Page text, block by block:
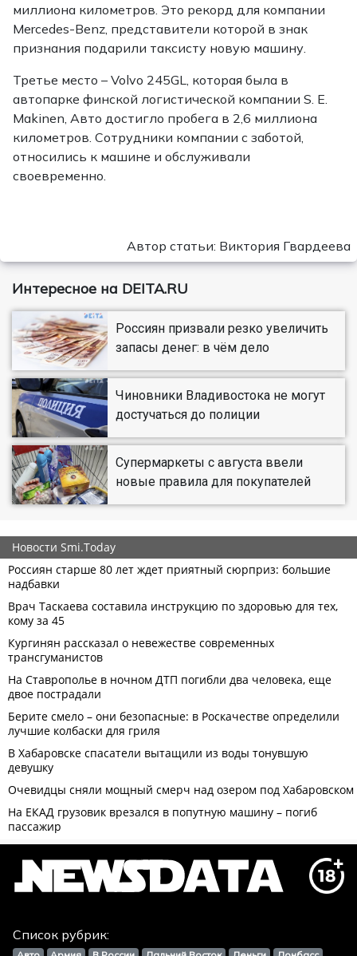
миллиона километров. Это рекорд для компании
Mercedes-Benz, представители которой в знак
признания подарили таксисту новую машину.
Третье место – Volvo 245GL, которая была в
автопарке финской логистической компании S. E.
Makinen, Авто достигло пробега в 2,6 миллиона
километров. Сотрудники компании с заботой,
относились к машине и обслуживали
своевременно.
Автор статьи: Виктория Гвардеева
Интересное на DEITA.RU
Россиян призвали резко увеличить
запасы денег: в чём дело
Чиновники Владивостока не могут
достучаться до полиции
Супермаркеты с августа ввели
новые правила для покупателей
Список рубрик: